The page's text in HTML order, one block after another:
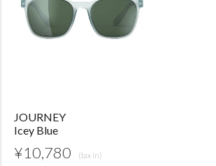
JOURNEY
Icey Blue
¥10,780